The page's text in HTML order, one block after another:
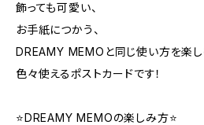
飾っても可愛い、
お手紙につかう、
DREAMY MEMOと同じ使い方を楽し
色々使えるポストカードです！
⭐️DREAMY MEMOの楽しみ方⭐️